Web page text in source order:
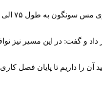
را در خروجی شهر اهر به زیر ترافیک ببریم.